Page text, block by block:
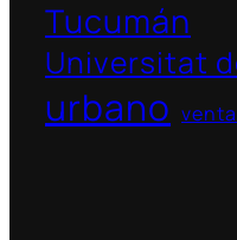
Tucumán
Universitat
urbano venta